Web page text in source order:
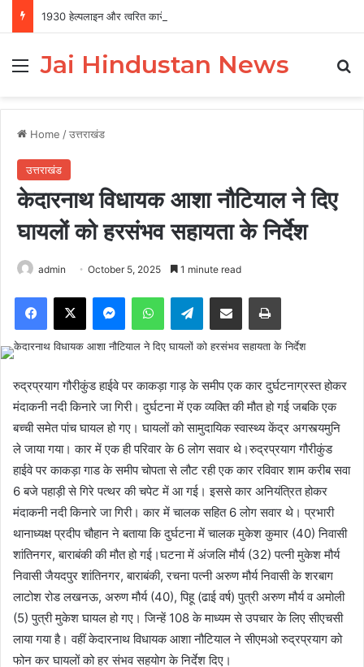
Menu
Jai Hindustan News
Home /उत्तराखंड
उत्तराखंड
केदारनाथ विधायक आशा नौटियाल ने दिए
घायलों को हरसंभव सहायता के निर्देश
admin October 5, 2025 1 minute read
Facebook
X MessengerWhatsAppTelegramShare via Email Print
रुद्रप्रयाग गौरीकुंड हाईवे पर काकड़ा गाड़ के समीप एक कार दुर्घटनाग्रस्त होकर
मंदाकनी नदी किनारे जा गिरी। दुर्घटना में एक व्यक्ति की मौत हो गई जबकि एक
बच्ची समेत पांच घायल हो गए। घायलों को सामुदायिक स्वास्थ्य केंद्र अगस्त्यमुनि
ले जाया गया। कार में एक ही परिवार के 6 लोग सवार थे।रुद्रप्रयाग गौरीकुंड
हाईवे पर काकड़ा गाड के समीप चोपता से लौट रही एक कार रविवार शाम करीब सवा
6 बजे पहाड़ी से गिरे पत्थर की चपेट में आ गई। इससे कार अनियंत्रित होकर
मंदाकनी नदी किनारे जा गिरी। कार में चालक सहित 6 लोग सवार थे। प्रभारी
थानाध्यक्ष प्रदीप चौहान ने बताया कि दुर्घटना में चालक मुकेश कुमार (40) निवासी
शांतिनगर, बाराबंकी की मौत हो गई।घटना में अंजलि मौर्य (32) पत्नी मुकेश मौर्य
निवासी जैयदपुर शांतिनगर, बाराबंकी, रचना पत्नी अरुण मौर्य निवासी के शरबाग
लाटोश रोड लखनऊ, अरुण मौर्य (40), पिहू (ढाई वर्ष) पुत्री अरुण मौर्य व अमोली
(5) पुत्री मुकेश घायल हो गए। जिन्हें 108 के माध्यम से उपचार के लिए सीएचसी
लाया गया है। वहीं केदारनाथ विधायक आशा नौटियाल ने सीएमओ रुद्रप्रयाग को
फोन कर घायलों को हर संभव सहयोग के निर्देश दिए।